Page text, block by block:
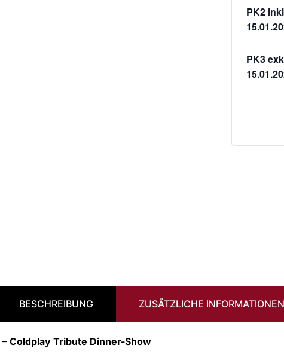
PK2
PK3
BESCHREIBUNG ZUSÄTZLICHE INFORMATIONEN
– Coldplay Tribute Dinner-Show